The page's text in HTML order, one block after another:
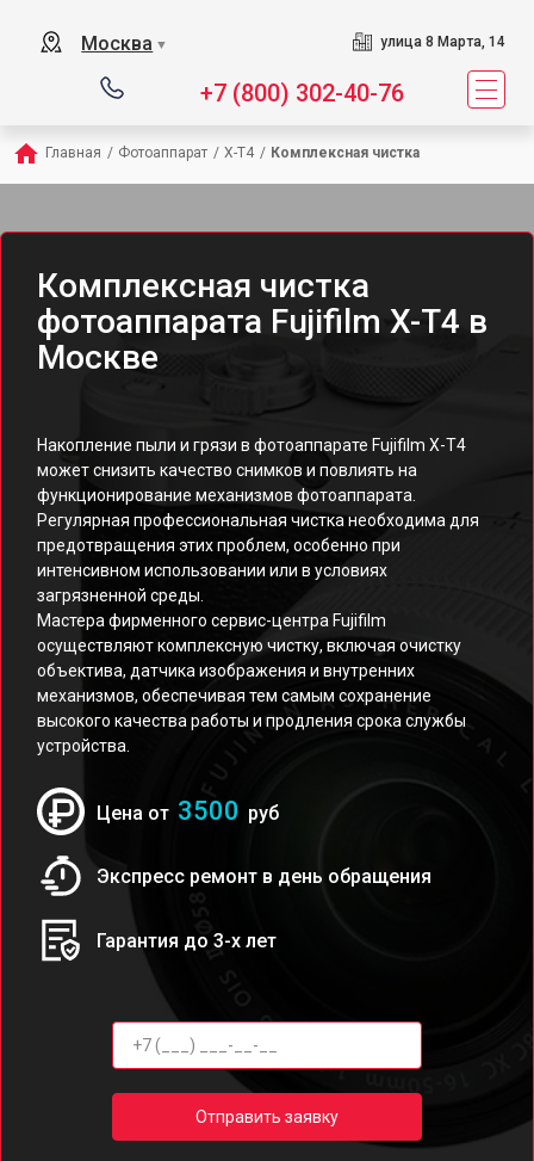
Москва ▼ улица 8 Марта, 14
+7 (800) 302-40-76
Главная / Фотоаппарат / X-T4 / Комплексная чистка
Комплексная чистка
фотоаппарата Fujifilm X-T4 в
Москве
Накопление пыли и грязи в фотоаппарате Fujifilm X-T4
может снизить качество снимков и повлиять на
функционирование механизмов фотоаппарата.
Регулярная профессиональная чистка необходима для
предотвращения этих проблем, особенно при
интенсивном использовании или в условиях
загрязненной среды.
Мастера фирменного сервис-центра Fujifilm
осуществляют комплексную чистку, включая очистку
объектива, датчика изображения и внутренних
механизмов, обеспечивая тем самым сохранение
высокого качества работы и продления срока службы
устройства.
Цена от 3500 руб
Экспресс ремонт в день обращения
Гарантия до 3-х лет
Отправить заявку